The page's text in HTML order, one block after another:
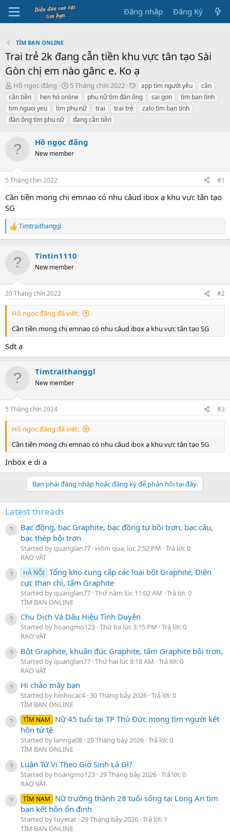
Đăng nhập Đăng Ký
TÌM BẠN ONLINE
Trai trẻ 2k đang cẫn tiền khu vực tân tạo Sài
Gòn chị em nào gânc e. Ko ạ
B
ắ
t
đ
ầ
Hồ ngọc đăng
N
g
à
y
b
t
ầ
5 Tháng chín 2022
T
h
ẻ
app tìm người yêu
cần
cần tiền
hẹn hò online phụ nữ tìm đàn ông sai gon
tìm ban tình
tim nguoi yeu
tìm phụ nữ trai trai trẻ
zalo tìm bạn tình
đàn ông tìm phụ nữ
đang cần tiền
Hồ ngọc đăng
New member
5 Tháng chín 2022 #1
Cần tiền mong chị emnao có nhu câud ibox ạ khu vực tân tạo
SG
R
e
n
s
:
Timtraithanggl
Tintin1110
New member
20 Tháng chín 2022 #2
Hồ ngọc đăng đã viết:
Cần tiền mong chị emnao có nhu câud ibox ạ khu vực tân tạo SG
Sdt ạ
Timtraithanggl
New member
5 Tháng chín 2024 #3
Hồ ngọc đăng đã viết:
Cần tiền mong chị emnao có nhu câud ibox ạ khu vực tân tạo SG
Inbox e di a
Bạn phải đăng nhập hoặc đăng ký để phản hồi tại đây.
Latest threads
Bạc đồng, bạc Graphite, bạc đồng tự bôi trơn, bạc cầu,
bạc thép bôi trơn
Started by quanglan77 Hôm qua, lúc 2:52 PM Trả lời: 0
RAO VẶT
HÀ NỘI Tổng kho cung cấp các loại bột Graphite, Điện
cực than chì, tấm Graphite
Started by quanglan77 Thứ năm lúc 11:02 AM Trả lời: 0
TÌM BẠN ONLINE
Chu Dịch Và Dấu Hiệu Tình Duyên
Started by hoangmo123 Thứ ba lúc 3:15 PM Trả lời: 0
RAO VẶT
Bột Graphite, khuân đúc Graphite, tấm Graphite bôi trơn,
Started by quanglan77 Thứ hai lúc 8:18 AM Trả lời: 0
RAO VẶT
Hi chào mấy bạn
Started by hinhocac4 30 Tháng bảy 2026 Trả lời: 0
TÌM BẠN ONLINE
TÌM NAM
Nữ 45 tuổi tại TP Thủ Đức mong tìm người kết
hôn tử tế
Started by lannga08 29 Tháng bảy 2026 Trả lời: 0
TÌM BẠN ONLINE
Luận Tử Vi Theo Giờ Sinh Là Gì?
Started by hoangmo123 29 Tháng bảy 2026 Trả lời: 0
RAO VẶT
TÌM NAM
Nữ trưởng thành 28 tuổi sống tại Long An tìm
bạn kết hôn ổn định
Started by tuyetat 29 Tháng bảy 2026 Trả lời: 1
TÌM BẠN ONLINE